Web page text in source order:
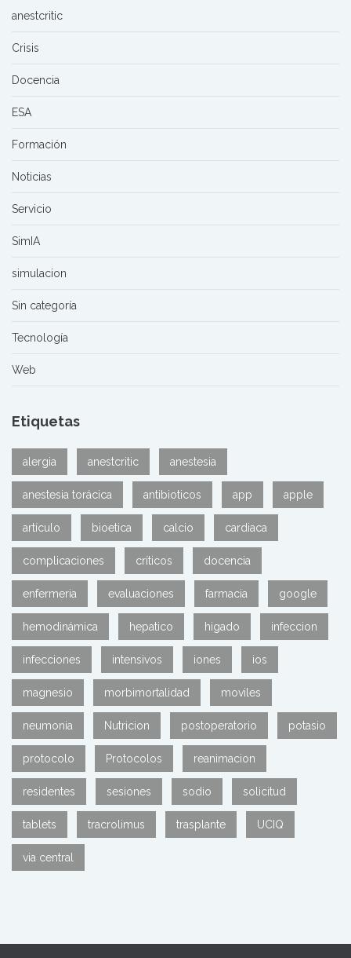
anestcritic
Crisis
Docencia
ESA
Formación
Noticias
Servicio
SimIA
simulacion
Sin categoría
Tecnología
Web
Etiquetas
alergia anestcritic anestesia
anestesia torácica antibioticos app apple
artículo bioetica calcio cardiaca
complicaciones críticos docencia
enfermeria evaluaciones farmacia google
hemodinámica hepatico higado infeccion
infecciones intensivos iones ios
magnesio morbimortalidad moviles
neumonia Nutricion postoperatorio potasio
protocolo Protocolos reanimacion
residentes sesiones sodio solicitud
tablets tracrolimus trasplante UCIQ
via central